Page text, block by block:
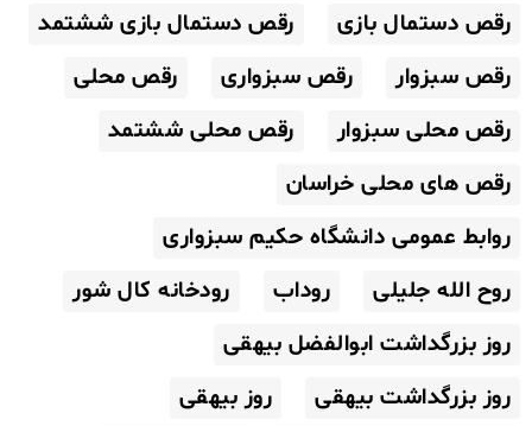
رقص دستمال بازی
رقص دستمال بازی ششتمد
رقص سبزوار
رقص سبزواری
رقص محلی
رقص محلی سبزوار
رقص محلی ششتمد
رقص های محلی خراسان
روابط عمومی دانشگاه حکیم سبزواری
روح الله جلیلی
روداب
رودخانه کال شور
روز بزرگداشت ابوالفضل بیهقی
روز بزرگداشت بیهقی
روز بیهقی